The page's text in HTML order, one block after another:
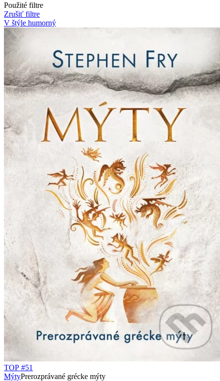
Použité filtre
Zrušiť filtre
V štýle humorný
TOP #51
MýtyPrerozprávané grécke mýty